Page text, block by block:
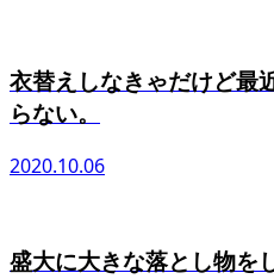
衣替えしなきゃだけど最
らない。
2020.10.06
盛大に大きな落とし物を